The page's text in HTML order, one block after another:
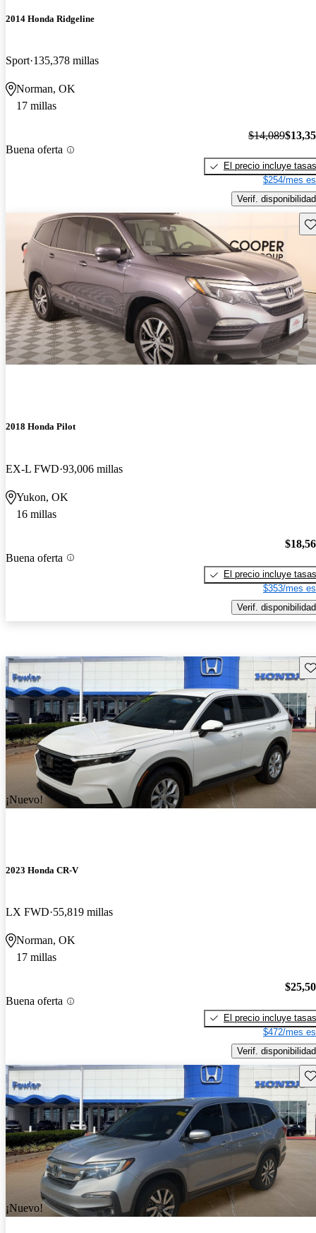
2014 Honda Ridgeline
Sport 135,378 millas
Norman, OK
17 millas
Buena oferta
$14,089
El precio incluye tasas
$254/mes
Verif. disponibilidad
2018 Honda Pilot
EX-L FWD 93,006 millas
Yukon, OK
16 millas
Buena oferta
El precio incluye tasas
$353/mes
Verif. disponibilidad
¡Nuevo!
2023 Honda CR-V
LX FWD 55,819 millas
Norman, OK
17 millas
Buena oferta
El precio incluye tasas
$472/mes
Verif. disponibilidad
¡Nuevo!